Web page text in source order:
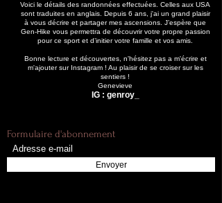
Voici le détails des randonnées effectuées. Celles aux USA
sont traduites en anglais. Depuis 6 ans, j'ai un grand plaisir
à vous décrire et partager mes ascensions. J’espère que
Gen-Hike vous permettra de découvrir votre propre passion
pour ce sport et d’initier votre famille et vos amis.
Bonne lecture et découvertes, n'hésitez pas a m'écrire et
m'ajouter sur Instagram ! Au plaisir de se croiser sur les
sentiers !
Genevieve
IG : genroy_
Formulaire d'abonnement
Envoyer